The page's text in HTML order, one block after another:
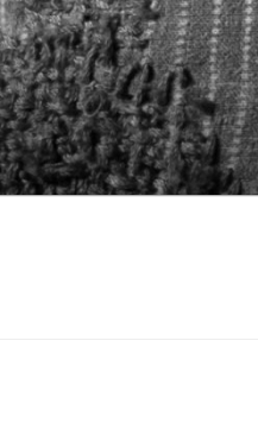
Aller
au
contenu
principal